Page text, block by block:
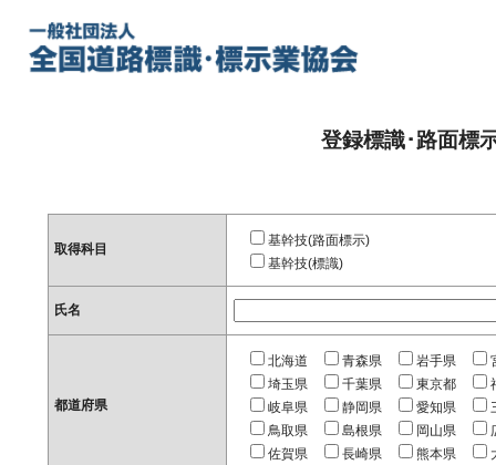
登録標識･路面標
取得科目
基幹技(路面標示)
基幹技(標識)
氏名
都道府県
北海道 青森県 岩手県
埼玉県
千葉県 東京都
岐阜県
静岡県 愛知県
鳥取県
島根県 岡山県
佐賀県
長崎県 熊本県